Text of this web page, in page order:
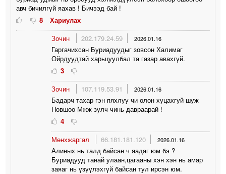
авч бичилгүй яахав ! Бичээд бай !
8
Хариулах
Зочин
202.179.24.59 2026.01.16
Гаргачихсан Буриадуудыг зовсон Халимаг
Ойрдуудтай харьцуулбал та газар авахгүй.
3
Зочин
107.119.53.91 2026.01.16
Бадарч тахар гэн пяхлуу чи олон хуцахгуй шуж
Новшоо Мжж зулч чинь давраарай !
4
Мөнхжаргал
66.181.181.120 2026.01.16
Алиных нь талд байсан ч яадаг юм бэ ?
Буриадууд танай улаан,цагааны хэн хэн нь амар
заяаг нь үзүүлэхгүй байсан тул ирсэн юм.